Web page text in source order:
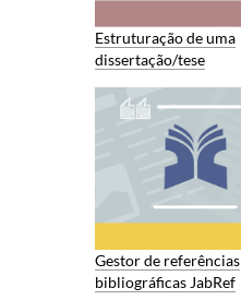
Estruturação de uma
dissertação/tese
Gestor de referências
bibliográficas JabRef